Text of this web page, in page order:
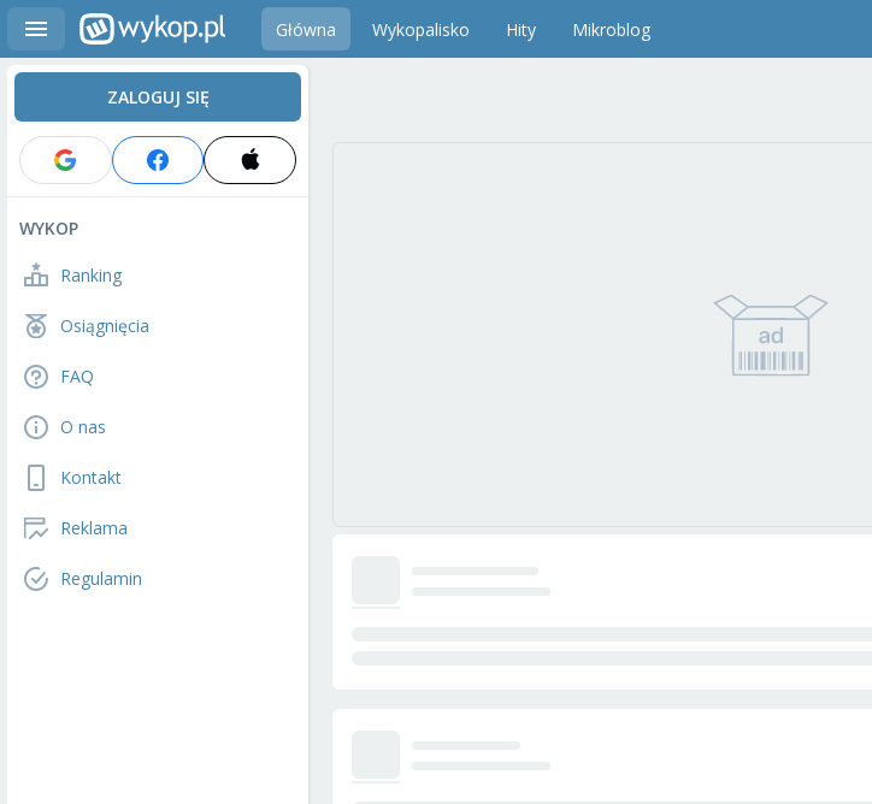
Główna Wykopalisko Hity Mikroblog
ZALOGUJ SIĘ
WYKOP
Ranking
Osiągnięcia
FAQ
O nas
Kontakt
Reklama
Regulamin